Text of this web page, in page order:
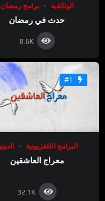
الوثائقية
برامج رمضان
حدث في رمضان
8.6K
#1
البرامج التلفزيونية
معراج العاشقين
32.1K